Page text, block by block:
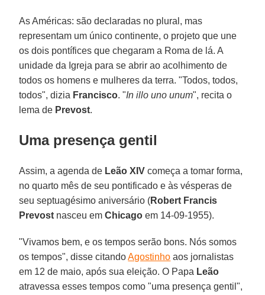
As Américas: são declaradas no plural, mas
representam um único continente, o projeto que une
os dois pontífices que chegaram a Roma de lá. A
unidade da Igreja para se abrir ao acolhimento de
todos os homens e mulheres da terra. "Todos, todos,
todos", dizia Francisco. "In illo uno unum", recita o
lema de Prevost.
Uma presença gentil
Assim, a agenda de Leão XIV começa a tomar forma,
no quarto mês de seu pontificado e às vésperas de
seu septuagésimo aniversário (Robert Francis
Prevost nasceu emChicago em 14-09-1955).
"Vivamos bem, e os tempos serão bons. Nós somos
os tempos", disse citandoAgostinho aos jornalistas
em 12 de maio, após sua eleição. O Papa Leão
atravessa esses tempos como "uma presença gentil",